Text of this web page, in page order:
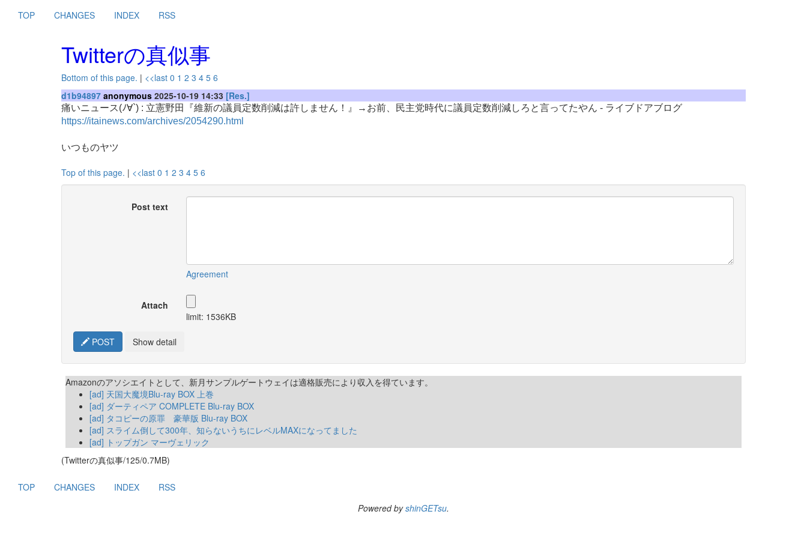
TOP CHANGES INDEX RSS
Twitterの真似事
Bottom of this page. | <<last 0 1 2 3 4 5 6
d1b94897 anonymous 2025-10-19 14:33 [Res.]
痛いニュース(ﾉ∀`) : 立憲野田『維新の議員定数削減は許しません！』→お前、民主党時代に議員定数削減しろと言ってたやん - ライブドアブログ
https://itainews.com/archives/2054290.html
いつものヤツ
Top of this page. | <<last 0 1 2 3 4 5 6
Post text
Agreement
Attach
limit: 1536KB
POST Show detail
Amazonのアソシエイトとして、新月サンプルゲートウェイは適格販売により収入を得ています。
[ad] 天国大魔境Blu-ray BOX 上巻
[ad] ダーティペア COMPLETE Blu-ray BOX
[ad] タコピーの原罪 豪華版 Blu-ray BOX
[ad] スライム倒して300年、知らないうちにレベルMAXになってました
[ad] トップガン マーヴェリック
(Twitterの真似事/125/0.7MB)
TOP CHANGES INDEX
RSS
Powered byshinGETsu.